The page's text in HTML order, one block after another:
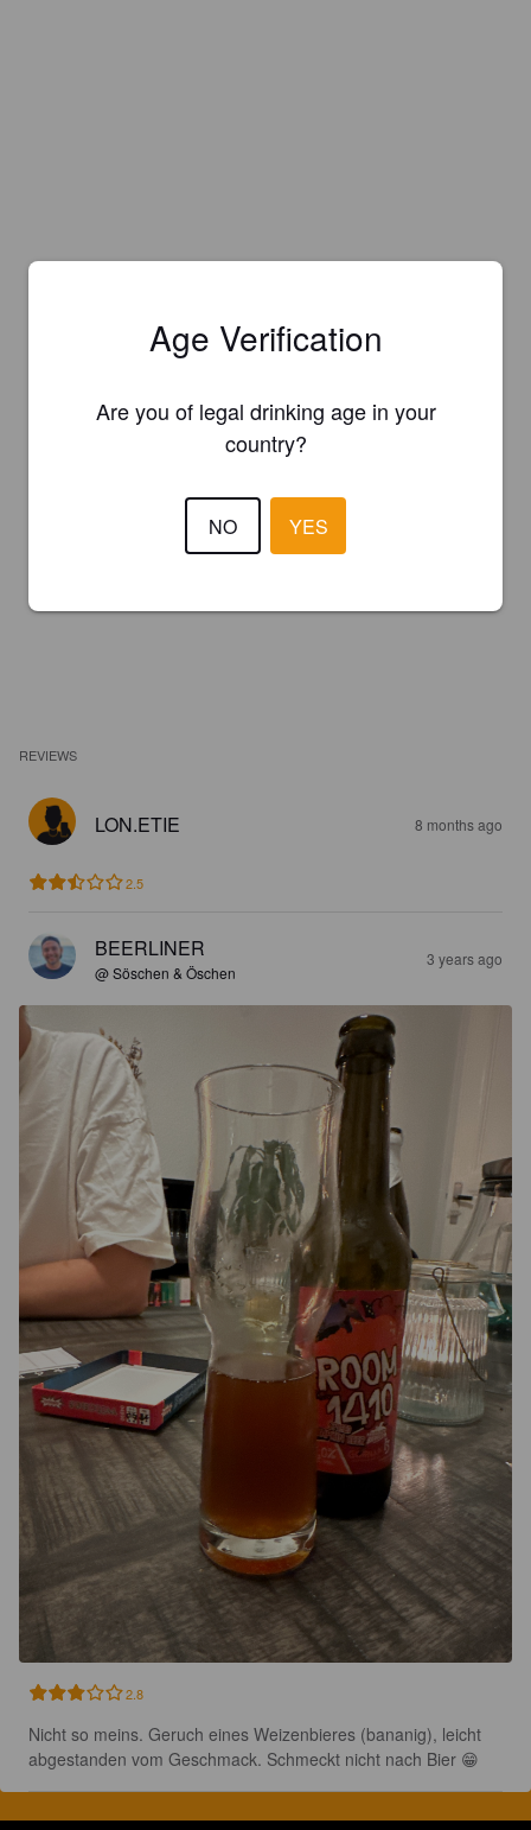
REVIEWS
LON.ETIE 8 months ago
2.5
BEERLINER
@ Söschen & Öschen
3 years ago
2.8
Nicht so meins. Geruch eines Weizenbieres (bananig), leicht
abgestanden vom Geschmack. Schmeckt nicht nach Bier 😁
Age Verification
Are you of legal drinking age in your
country?
NO YES